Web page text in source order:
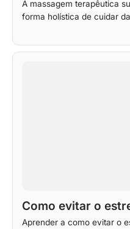
A massagem terapêutica
forma holística de cuidar
Como evitar o
Aprender a como evitar o